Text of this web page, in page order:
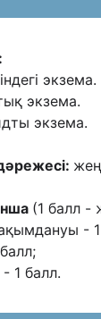
экзема.
экзема.
экзема.
(1 балл -
-
1 балл.